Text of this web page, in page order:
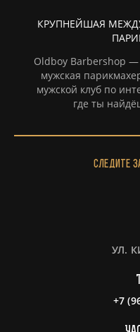
КРУПНЕЙШАЯ
Oldboy Barbershop
мужская
мужской клуб по
где ты
Следите
УЛ.
+7